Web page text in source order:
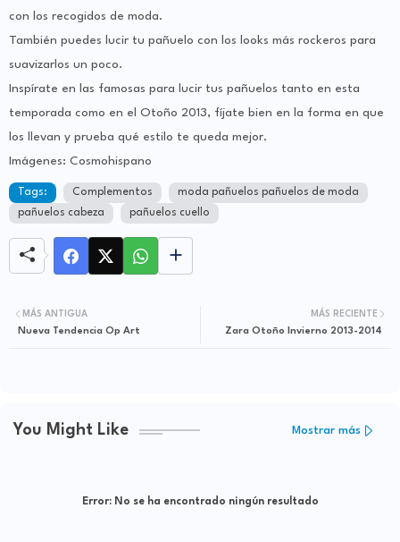
con los recogidos de moda.
También puedes lucir tu pañuelo con los looks más rockeros para
suavizarlos un poco.
Inspírate en las famosas para lucir tus pañuelos tanto en esta
temporada como en el Otoño 2013, fíjate bien en la forma en que
los llevan y prueba qué estilo te queda mejor.
Imágenes: Cosmohispano
Tags: Complementos
moda pañuelos pañuelos de moda
pañuelos cabeza
pañuelos cuello
MÁS RECIENTE
Zara Otoño Invierno 2013-2014
MÁS ANTIGUA
Nueva Tendencia Op Art
You Might Like Mostrar más
Error:No se ha encontrado ningún resultado